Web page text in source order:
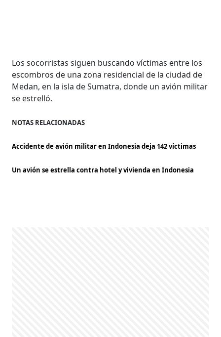
Los socorristas siguen buscando víctimas entre los
escombros de una zona residencial de la ciudad de
Medan, en la isla de Sumatra, donde un avión militar
se estrelló.
NOTAS RELACIONADAS
Accidente de avión militar en Indonesia deja 142 víctimas
Un avión se estrella contra hotel y vivienda en Indonesia